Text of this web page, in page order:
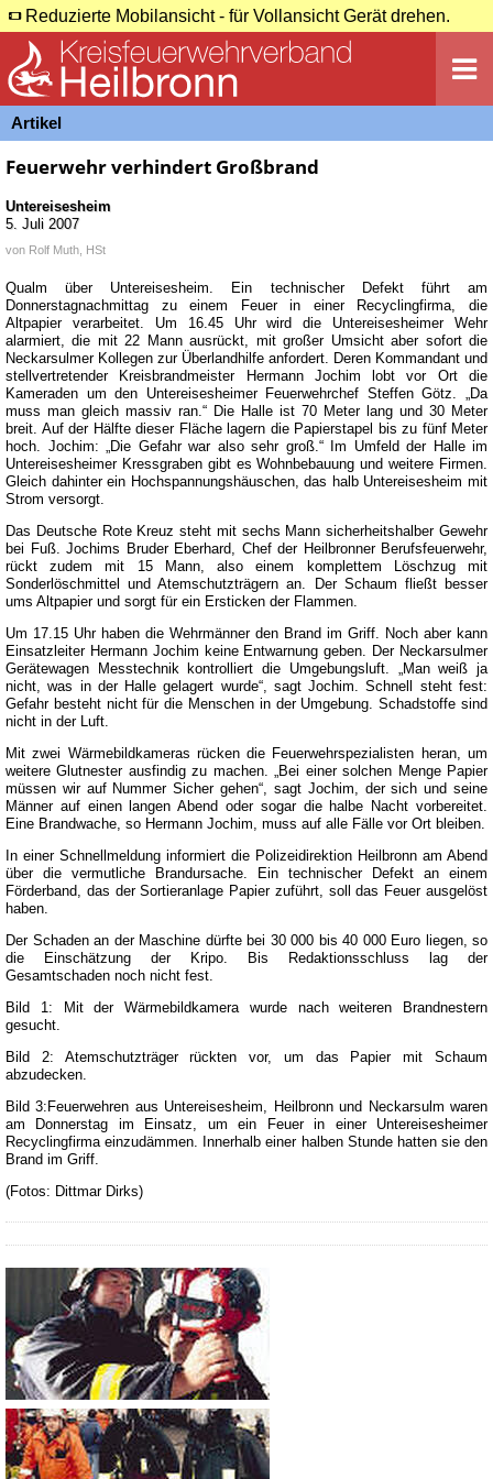
Reduzierte Mobilansicht - für Vollansicht Gerät drehen.
Artikel
Feuerwehr verhindert Großbrand
Untereisesheim
5. Juli 2007
von Rolf Muth, HSt
Qualm über Untereisesheim. Ein technischer Defekt führt am
Donnerstagnachmittag zu einem Feuer in einer Recyclingfirma, die
Altpapier verarbeitet. Um 16.45 Uhr wird die Untereisesheimer Wehr
alarmiert, die mit 22 Mann ausrückt, mit großer Umsicht aber sofort die
Neckarsulmer Kollegen zur Überlandhilfe anfordert. Deren Kommandant und
stellvertretender Kreisbrandmeister Hermann Jochim lobt vor Ort die
Kameraden um den Untereisesheimer Feuerwehrchef Steffen Götz. „Da
muss man gleich massiv ran.“ Die Halle ist 70 Meter lang und 30 Meter
breit. Auf der Hälfte dieser Fläche lagern die Papierstapel bis zu fünf Meter
hoch. Jochim: „Die Gefahr war also sehr groß.“ Im Umfeld der Halle im
Untereisesheimer Kressgraben gibt es Wohnbebauung und weitere Firmen.
Gleich dahinter ein Hochspannungshäuschen, das halb Untereisesheim mit
Strom versorgt.
Das Deutsche Rote Kreuz steht mit sechs Mann sicherheitshalber Gewehr
bei Fuß. Jochims Bruder Eberhard, Chef der Heilbronner Berufsfeuerwehr,
rückt zudem mit 15 Mann, also einem komplettem Löschzug mit
Sonderlöschmittel und Atemschutzträgern an. Der Schaum fließt besser
ums Altpapier und sorgt für ein Ersticken der Flammen.
Um 17.15 Uhr haben die Wehrmänner den Brand im Griff. Noch aber kann
Einsatzleiter Hermann Jochim keine Entwarnung geben. Der Neckarsulmer
Gerätewagen Messtechnik kontrolliert die Umgebungsluft. „Man weiß ja
nicht, was in der Halle gelagert wurde“, sagt Jochim. Schnell steht fest:
Gefahr besteht nicht für die Menschen in der Umgebung. Schadstoffe sind
nicht in der Luft.
Mit zwei Wärmebildkameras rücken die Feuerwehrspezialisten heran, um
weitere Glutnester ausfindig zu machen. „Bei einer solchen Menge Papier
müssen wir auf Nummer Sicher gehen“, sagt Jochim, der sich und seine
Männer auf einen langen Abend oder sogar die halbe Nacht vorbereitet.
Eine Brandwache, so Hermann Jochim, muss auf alle Fälle vor Ort bleiben.
In einer Schnellmeldung informiert die Polizeidirektion Heilbronn am Abend
über die vermutliche Brandursache. Ein technischer Defekt an einem
Förderband, das der Sortieranlage Papier zuführt, soll das Feuer ausgelöst
haben.
Der Schaden an der Maschine dürfte bei 30 000 bis 40 000 Euro liegen, so
die Einschätzung der Kripo. Bis Redaktionsschluss lag der
Gesamtschaden noch nicht fest.
Bild 1: Mit der Wärmebildkamera wurde nach weiteren Brandnestern
gesucht.
Bild 2: Atemschutzträger rückten vor, um das Papier mit Schaum
abzudecken.
Bild 3:Feuerwehren aus Untereisesheim, Heilbronn und Neckarsulm waren
am Donnerstag im Einsatz, um ein Feuer in einer Untereisesheimer
Recyclingfirma einzudämmen. Innerhalb einer halben Stunde hatten sie den
Brand im Griff.
(Fotos: Dittmar Dirks)